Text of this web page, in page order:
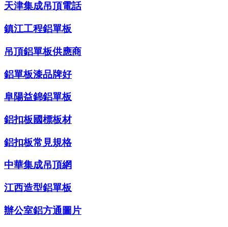
天津集成吊頂電話
鎮江工程鋁單板
吊頂鋁單板供應商
鋁單板漆品牌好
阜陽益錦鋁單板
鋁扣板國標板材
鋁扣板常見規格
中華集成吊頂網
江西造型鋁單板
辦公室鋁方通圖片